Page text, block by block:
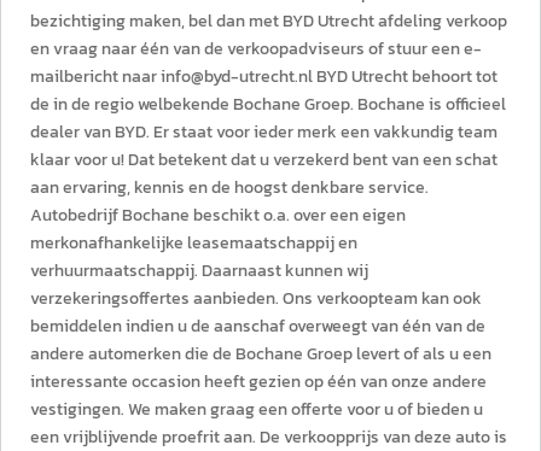
bezichtiging maken, bel dan met BYD Utrecht afdeling verkoop
en vraag naar één van de verkoopadviseurs of stuur een e-
mailbericht naar info@byd-utrecht.nl BYD Utrecht behoort tot
de in de regio welbekende Bochane Groep. Bochane is officieel
dealer van BYD. Er staat voor ieder merk een vakkundig team
klaar voor u! Dat betekent dat u verzekerd bent van een schat
aan ervaring, kennis en de hoogst denkbare service.
Autobedrijf Bochane beschikt o.a. over een eigen
merkonafhankelijke leasemaatschappij en
verhuurmaatschappij. Daarnaast kunnen wij
verzekeringsoffertes aanbieden. Ons verkoopteam kan ook
bemiddelen indien u de aanschaf overweegt van één van de
andere automerken die de Bochane Groep levert of als u een
interessante occasion heeft gezien op één van onze andere
vestigingen. We maken graag een offerte voor u of bieden u
een vrijblijvende proefrit aan. De verkoopprijs van deze auto is